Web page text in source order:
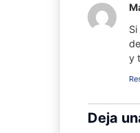
y
Deja